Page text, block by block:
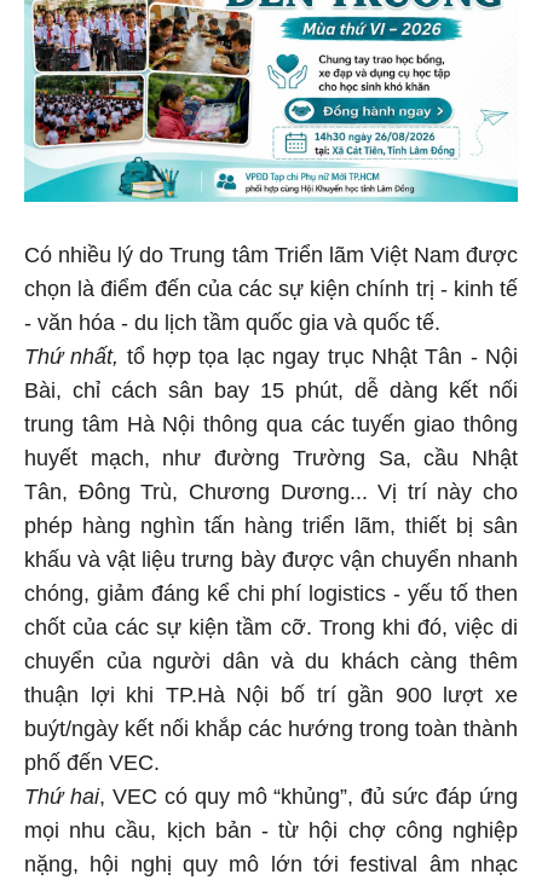
Có nhiều lý do Trung tâm Triển lãm Việt Nam được
chọn là điểm đến của các sự kiện chính trị - kinh tế
- văn hóa - du lịch tầm quốc gia và quốc tế.
Thứ nhất, tổ hợp tọa lạc ngay trục Nhật Tân - Nội
Bài, chỉ cách sân bay 15 phút, dễ dàng kết nối
trung tâm Hà Nội thông qua các tuyến giao thông
huyết mạch, như đường Trường Sa, cầu Nhật
Tân, Đông Trù, Chương Dương... Vị trí này cho
phép hàng nghìn tấn hàng triển lãm, thiết bị sân
khấu và vật liệu trưng bày được vận chuyển nhanh
chóng, giảm đáng kể chi phí logistics - yếu tố then
chốt của các sự kiện tầm cỡ. Trong khi đó, việc di
chuyển của người dân và du khách càng thêm
thuận lợi khi TP.Hà Nội bố trí gần 900 lượt xe
buýt/ngày kết nối khắp các hướng trong toàn thành
phố đến VEC.
Thứ hai, VEC có quy mô “khủng”, đủ sức đáp ứng
mọi nhu cầu, kịch bản - từ hội chợ công nghiệp
nặng, hội nghị quy mô lớn tới festival âm nhạc